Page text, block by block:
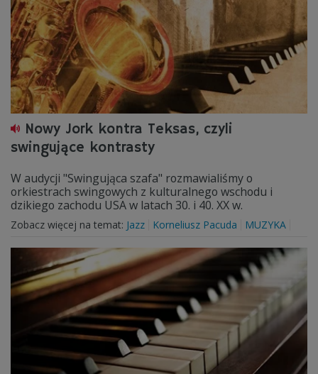
Nowy Jork kontra Teksas, czyli
swingujące kontrasty
W audycji "Swingująca szafa" rozmawialiśmy o
orkiestrach swingowych z kulturalnego wschodu i
dzikiego zachodu USA w latach 30. i 40. XX w.
Zobacz więcej na temat: Jazz Korneliusz Pacuda MUZYKA